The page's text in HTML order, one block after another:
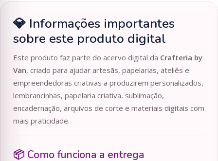
💎 Informações importantes
sobre este produto digital
Este produto faz parte do acervo digital da Crafteria by
Van, criado para ajudar artesãs, papelarias, ateliês e
empreendedoras criativas a produzirem personalizados,
lembrancinhas, papelaria criativa, sublimação,
encadernação, arquivos de corte e materiais digitais com
mais praticidade.
📦 Como funciona a entrega